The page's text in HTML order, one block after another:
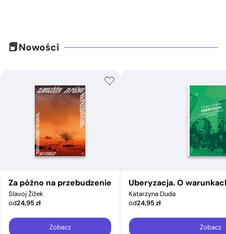
Nowości
Za późno na przebudzenie
Slavoj Žižek
od24,95zł
Zobacz
Uberyzacja. O
Katarzyna Duda
od24,95zł
Zobacz